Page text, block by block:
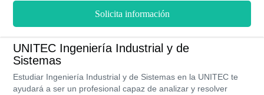
Solicita información
UNITEC Ingeniería Industrial y de
Sistemas
Estudiar Ingeniería Industrial y de Sistemas en la UNITEC te
ayudará a ser un profesional capaz de analizar y resolver